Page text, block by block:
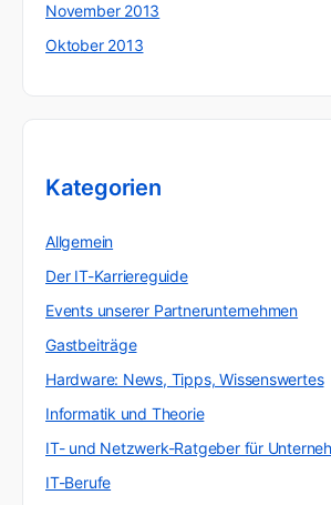
November 2013
Oktober 2013
Kategorien
Allgemein
Der IT-Karriereguide
Events unserer Partnerunternehmen
Gastbeiträge
Hardware: News, Tipps, Wissenswertes
Informatik und Theorie
IT- und Netzwerk-Ratgeber für
IT-Berufe